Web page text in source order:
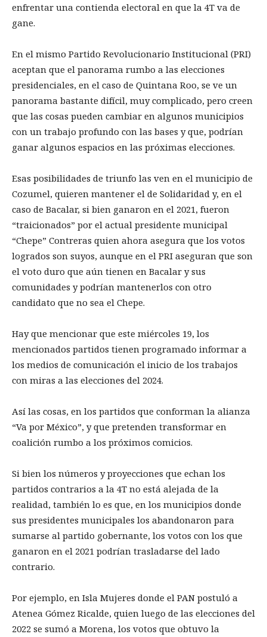
enfrentar una contienda electoral en que la 4T va de
gane.
En el mismo Partido Revolucionario Institucional (PRI)
aceptan que el panorama rumbo a las elecciones
presidenciales, en el caso de Quintana Roo, se ve un
panorama bastante difícil, muy complicado, pero creen
que las cosas pueden cambiar en algunos municipios
con un trabajo profundo con las bases y que, podrían
ganar algunos espacios en las próximas elecciones.
Esas posibilidades de triunfo las ven en el municipio de
Cozumel, quieren mantener el de Solidaridad y, en el
caso de Bacalar, si bien ganaron en el 2021, fueron
“traicionados” por el actual presidente municipal
“Chepe” Contreras quien ahora asegura que los votos
logrados son suyos, aunque en el PRI aseguran que son
el voto duro que aún tienen en Bacalar y sus
comunidades y podrían mantenerlos con otro
candidato que no sea el Chepe.
Hay que mencionar que este miércoles 19, los
mencionados partidos tienen programado informar a
los medios de comunicación el inicio de los trabajos
con miras a las elecciones del 2024.
Así las cosas, en los partidos que conforman la alianza
“Va por México”, y que pretenden transformar en
coalición rumbo a los próximos comicios.
Si bien los números y proyecciones que echan los
partidos contrarios a la 4T no está alejada de la
realidad, también lo es que, en los municipios donde
sus presidentes municipales los abandonaron para
sumarse al partido gobernante, los votos con los que
ganaron en el 2021 podrían trasladarse del lado
contrario.
Por ejemplo, en Isla Mujeres donde el PAN postuló a
Atenea Gómez Ricalde, quien luego de las elecciones del
2022 se sumó a Morena, los votos que obtuvo la